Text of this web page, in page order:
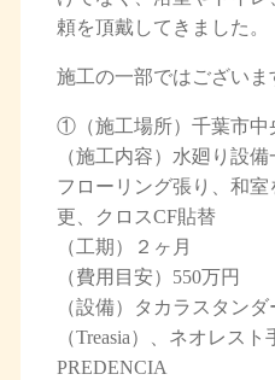
頼を頂戴してきました。
施工の一部ではございま
①（施工場所）千葉市中
（施工内容）水廻り設
フローリング張り、和
更、クロスCF貼替
（工期）２ヶ月
（費用目安）550万円
（設備）タカラスタン
（Treasia）、ネオレス
PREDENCIA